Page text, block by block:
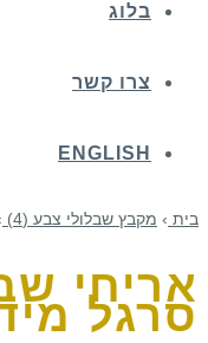
בלוג
צרו קשר
ENGLISH
בית › מקבץ שבלולי צבע (4)
אריחי
סרגל